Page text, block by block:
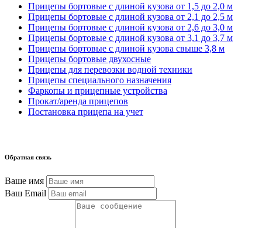
Прицепы бортовые с длиной кузова от 1,5 до 2,0 м
Прицепы бортовые с длиной кузова от 2,1 до 2,5 м
Прицепы бортовые с длиной кузова от 2,6 до 3,0 м
Прицепы бортовые с длиной кузова от 3,1 до 3,7 м
Прицепы бортовые с длиной кузова свыше 3,8 м
Прицепы бортовые двухосные
Прицепы для перевозки водной техники
Прицепы специального назначения
Фаркопы и прицепные устройства
Прокат/аренда прицепов
Постановка прицепа на учет
Обратная связь
Ваше имя
Ваш Email